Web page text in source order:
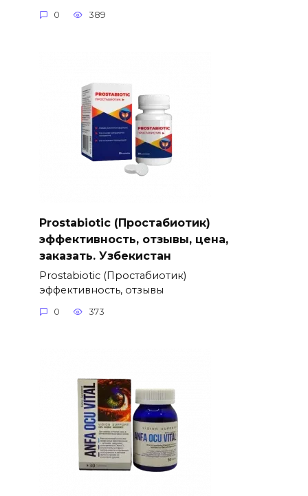
0 389
Prostabiotic (Простабиотик)
эффективность, отзывы, цена,
заказать. Узбекистан
Prostabiotic (Простабиотик)
эффективность, отзывы
0 373